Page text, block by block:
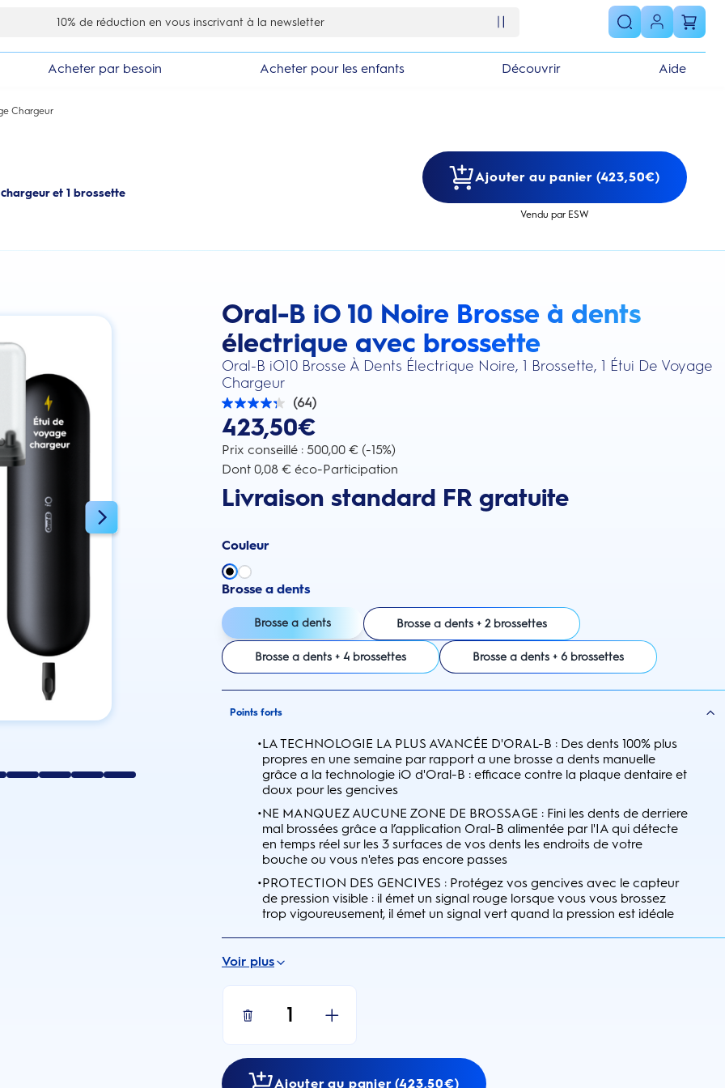
10% de réduction en vous inscrivant à la newsletter
Acheter par besoin Acheter pour les enfants Découvrir Aide
Chargeur
et 1 brossette
Ajouter au panier (423,50€)
Vendu par ESW
Oral-B iO 10 Noire Brosse à dents
électrique avec brossette
Oral-B iO10 Brosse À Dents Électrique Noire, 1 Brossette, 1 Étui De Voyage
Chargeur
this action will scroll you to the reviews section
(64)
4.3
sur
5
étoiles.
64
avis
423,50€
Prix conseillé : 500,00 € (-15%)
Dont 0,08 € éco-Participation
Livraison standard FR gratuite
Couleur
Brosse a dents
Brosse a dents Brosse a dents + 2 brossettes
Brosse a dents + 4 brossettes Brosse a dents + 6 brossettes
Points forts
•LA TECHNOLOGIE LA PLUS AVANCÉE D'ORAL-B : Des dents 100% plus
propres en une semaine par rapport a une brosse a dents manuelle
grâce a la technologie iO d'Oral-B : efficace contre la plaque dentaire et
doux pour les gencives
•NE MANQUEZ AUCUNE ZONE DE BROSSAGE : Fini les dents de derriere
mal brossées grâce a l’application Oral-B alimentée par l'IA qui détecte
en temps réel sur les 3 surfaces de vos dents les endroits de votre
bouche ou vous n'etes pas encore passes
•PROTECTION DES GENCIVES : Protégez vos gencives avec le capteur
de pression visible : il émet un signal rouge lorsque vous vous brossez
trop vigoureusement, il émet un signal vert quand la pression est idéale
Voir plus
1
Ajouter au panier (423,50€)